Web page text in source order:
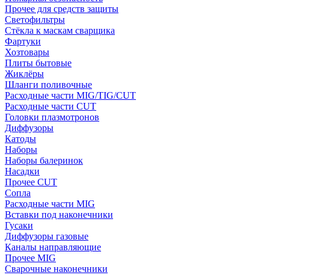
Прочее для средств защиты
Светофильтры
Стёкла к маскам сварщика
Фартуки
Хозтовары
Плиты бытовые
Жиклёры
Шланги поливочные
Расходные части MIG/TIG/CUT
Расходные части CUT
Головки плазмотронов
Диффузоры
Катоды
Наборы
Наборы балеринок
Насадки
Прочее CUT
Сопла
Расходные части MIG
Вставки под наконечники
Гусаки
Диффузоры газовые
Каналы направляющие
Прочее MIG
Сварочные наконечники